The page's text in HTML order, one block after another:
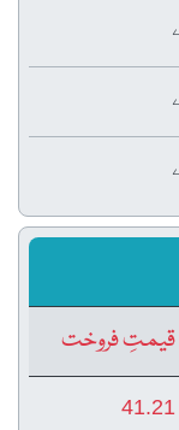
قیمتِ فروخت
41.21